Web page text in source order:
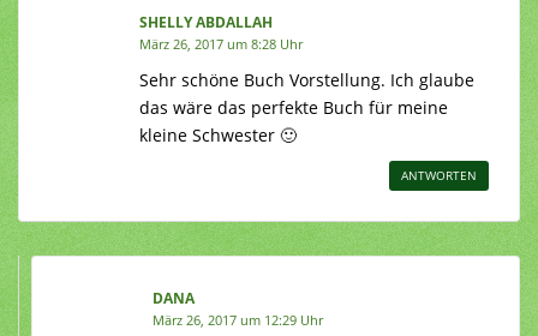
SHELLY ABDALLAH
März 26, 2017 um 8:28 Uhr
Sehr schöne Buch Vorstellung. Ich glaube
das wäre das perfekte Buch für meine
kleine Schwester 🙂
ANTWORTEN
DANA
März 26, 2017 um 12:29 Uhr